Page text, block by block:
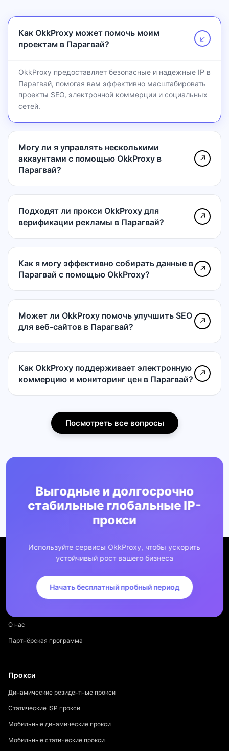
Как OkkProxy может помочь моим
проектам в Парагвай?
↗
OkkProxy предоставляет безопасные и надежные IP в
Парагвай, помогая вам эффективно масштабировать
проекты SEO, электронной коммерции и социальных
сетей.
Могу ли я управлять несколькими
аккаунтами с помощью OkkProxy в
Парагвай?
↗
Подходят ли прокси OkkProxy для
верификации рекламы в Парагвай?
↗
Как я могу эффективно собирать данные в
Парагвай с помощью OkkProxy?
↗
Может ли OkkProxy помочь улучшить SEO
для веб-сайтов в Парагвай?
↗
Как OkkProxy поддерживает электронную
коммерцию и мониторинг цен в Парагвай?
↗
Посмотреть все вопросы
Выгодные и долгосрочно
стабильные глобальные IP-
прокси
Используйте сервисы OkkProxy, чтобы ускорить
устойчивый рост вашего бизнеса
Начать бесплатный пробный период
О нас
Партнёрская программа
Прокси
Динамические резидентные прокси
Статические ISP прокси
Мобильные динамические прокси
Мобильные статические прокси